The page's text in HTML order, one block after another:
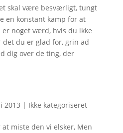
skal være besværligt, tungt
en konstant kamp for at
noget værd, hvis du ikke
det du er glad for, grin ad
dig over de ting, der
2013 | Ikke kategoriseret
miste den vi elsker, Men